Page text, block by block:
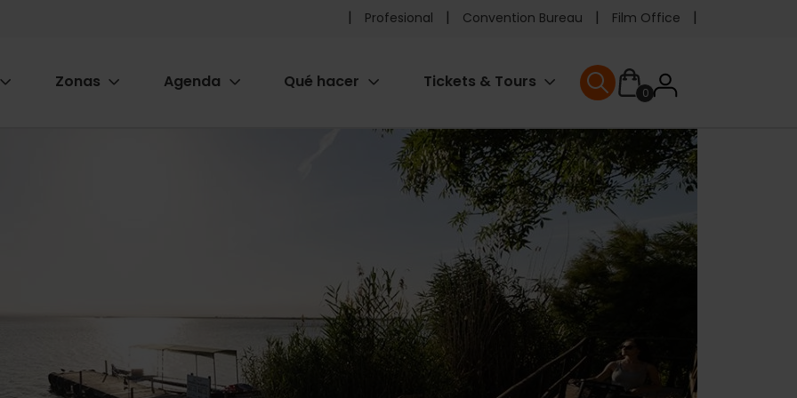
Pre
header
Profesional Convention Bureau Film Office
Zonas Agenda Qué hacer Tickets & Tours
0User
menu
User menu